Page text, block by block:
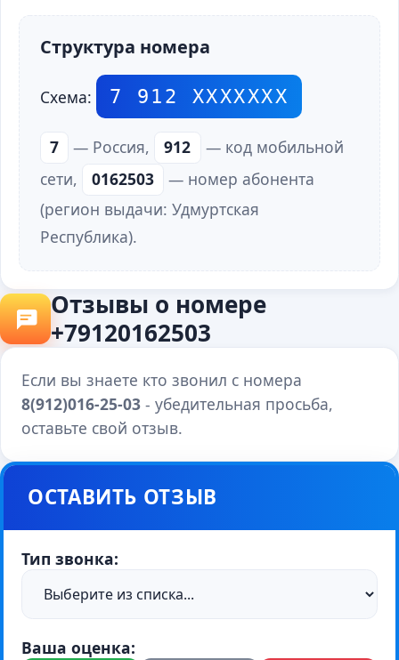
Структура номера
Схема: 7 912 ХХХХХХХ
7 — Россия, 912
— код мобильной
сети,
0162503
— номер абонента
(регион выдачи: Удмуртская
Республика).
Отзывы о номере
+79120162503
Если вы знаете кто звонил с номера
8(912)016-25-03- убедительная просьба,
оставьте свой отзыв.
ОСТАВИТЬ ОТЗЫВ
Тип звонка:
Ваша оценка: